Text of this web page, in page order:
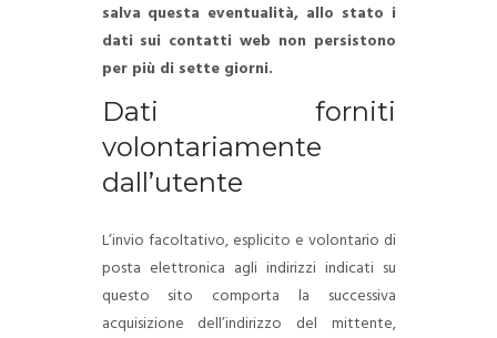
salva questa eventualità, allo stato i
dati sui contatti web non persistono
per più di sette giorni.
Dati forniti
volontariamente
dall’utente
L’invio facoltativo, esplicito e volontario di
posta elettronica agli indirizzi indicati su
questo sito comporta la successiva
acquisizione dell’indirizzo del mittente,